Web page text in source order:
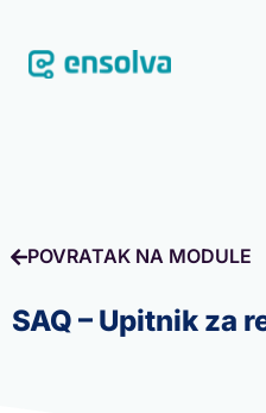
POVRATAK NA MODULE
SAQ – Upitnik za